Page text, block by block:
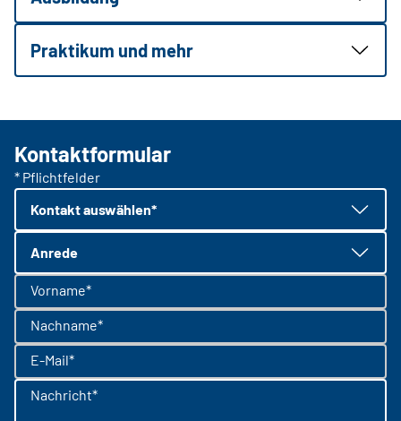
Praktikum und mehr
Kontaktformular
* Pflichtfelder
Kontakt auswählen*
Anrede
Vorname*
Nachname*
E-Mail*
Nachricht*